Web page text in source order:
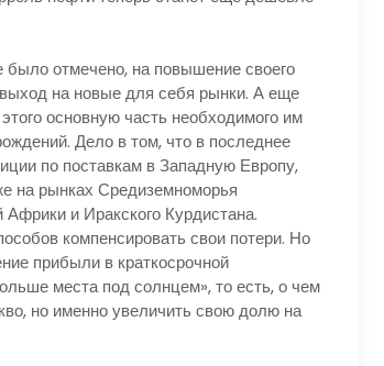
отмечено, на повышение своего
на новые для себя рынки. А еще
основную часть необходимого им
Дело в том, что в последнее
по поставкам в Западную Европу,
на рынках Средиземноморья
и Иракского Курдистана.
компенсировать свои потери. Но
прибыли в краткосрочной
места под солнцем», то есть, о чем
но именно увеличить свою долю на